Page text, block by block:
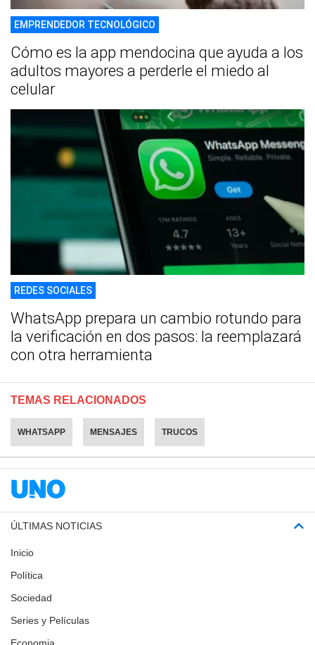
EMPRENDEDOR TECNOLÓGICO
Cómo es la app mendocina que ayuda a los
adultos mayores a perderle el miedo al
celular
REDES SOCIALES
WhatsApp prepara un cambio rotundo para
la verificación en dos pasos: la reemplazará
con otra herramienta
TEMAS RELACIONADOS
WHATSAPP MENSAJES TRUCOS
ÚLTIMAS NOTICIAS
Inicio
Política
Sociedad
Series y Películas